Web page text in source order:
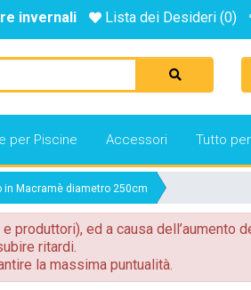
invernali Lista dei Desideri (0)
per Piscine Accessori Tutto
in Macramè diametro 250cm
ed a causa dell’aumento
ritardi.
la massima puntualità.